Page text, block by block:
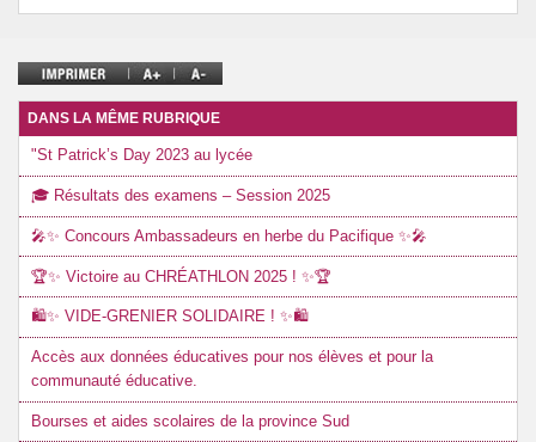
DANS LA MÊME RUBRIQUE
"St Patrick’s Day 2023 au lycée
🎓 Résultats des examens – Session 2025
🎤✨ Concours Ambassadeurs en herbe du Pacifique ✨🎤
🏆✨ Victoire au CHRÉATHLON 2025 ! ✨🏆
🛍️✨ VIDE-GRENIER SOLIDAIRE ! ✨🛍️
Accès aux données éducatives pour nos élèves et pour la
communauté éducative.
Bourses et aides scolaires de la province Sud